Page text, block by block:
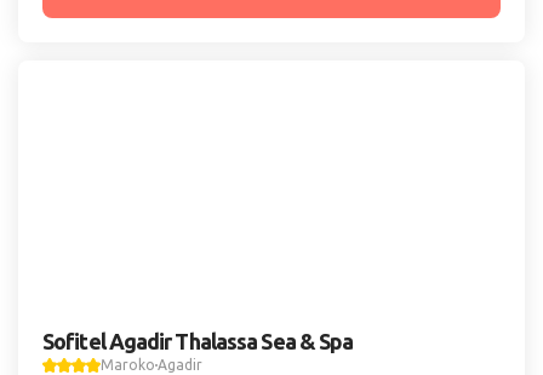
Sofitel Agadir Thalassa Sea & Spa
Maroko Agadir